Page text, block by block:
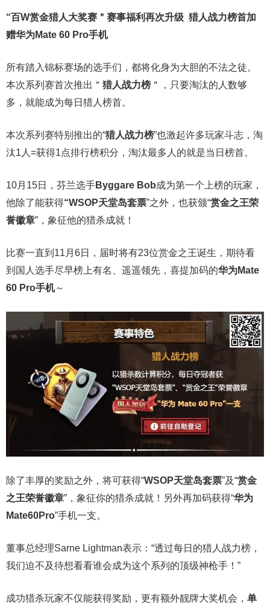
“百W赏金猎人大奖赛＂ 赛事福利再次升级 猎人战力榜首加
赠华为Mate 60 Pro手机
所有踏入锦标赛场的选手们，都将化身为大胆的不法之徒。
本次系列赛首次推出＂ 猎人战力榜 ＂，只要淘汰的人数够
多，就能成为每日猎人榜首。
本次系列赛特别推出的“猎人战力榜”也激起许多玩家斗志，淘
汰1人=获得1点排行榜积分，淘汰最多人的就是当日榜首。
10月15日，芬兰选手Byggare Bob成为第一个上榜的玩家，
他除了能获得“WSOP天堂岛套票”之外，也获颁“赏金之王荣
誉徽章”，象征他的猎杀成就！
比赛一直到11月6日，届时将有23位赏金之王诞生，期待看
到国人选手尽早榜上有名、遥遥领先，喜提加码的华为Mate
60 Pro手机～
除了丰厚的奖励之外，将可获得“WSOP天堂岛套票”及“赏金
之王荣誉徽章”，象征你的猎杀成就！另外再加码获得“华为
Mate60Pro”手机一支。
董事总经理Sarne Lightman表示：“透过每日的猎人战力榜，
我们迫不及待想看看谁会成为这个系列的顶级神枪手！”
成功猎杀玩家不仅能获得奖励，更有额外靓牌大奖机会， 单